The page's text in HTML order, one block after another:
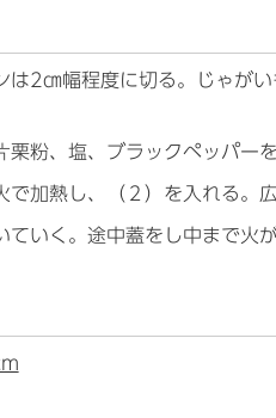
は2㎝幅程度に切る。じゃが
粉、塩、ブラックペッパー
加熱し、（２）を入れる。
いく。途中蓋をし中まで火